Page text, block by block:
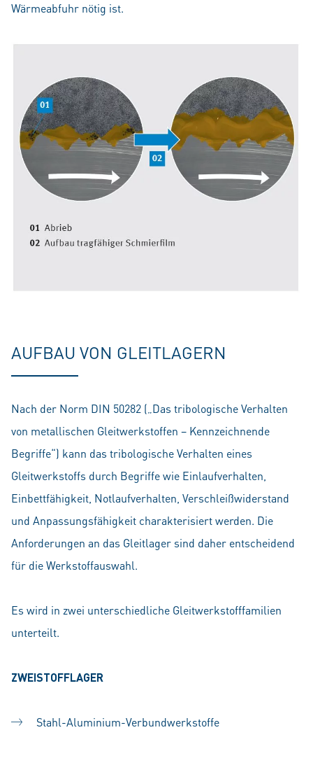
Wärmeabfuhr nötig ist.
AUFBAU VON GLEITLAGERN
Nach der Norm DIN 50282 („Das tribologische Verhalten
von metallischen Gleitwerkstoffen – Kennzeichnende
Begriffe“) kann das tribologische Verhalten eines
Gleitwerkstoffs durch Begriffe wie Einlaufverhalten,
Einbettfähigkeit, Notlaufverhalten, Verschleißwiderstand
und Anpassungsfähigkeit charakterisiert werden. Die
Anforderungen an das Gleitlager sind daher entscheidend
für die Werkstoffauswahl.
Es wird in zwei unterschiedliche Gleitwerkstofffamilien
unterteilt.
ZWEISTOFFLAGER
Stahl-Aluminium-Verbundwerkstoffe